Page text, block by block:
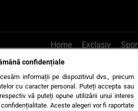
Home Exclusiv
Scrie-ne pe Whatsapp,
Știri
confidențiale
informații pe dispozitivul dvs., precum
cu caracter personal. Puteți accepta sau
vă puteți opune utilizării unui interes
Aceste alegeri vor fi raportate